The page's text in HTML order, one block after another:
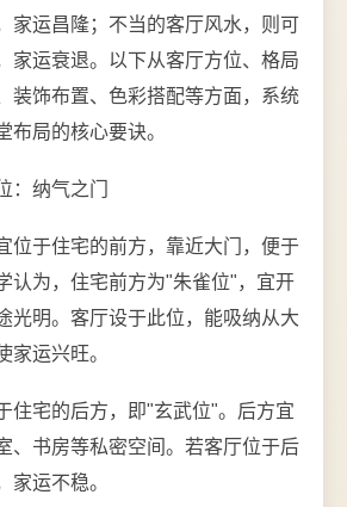
家运昌隆；不当的客厅风水，则可
家运衰退。以下从客厅方位、格局
装饰布置、色彩搭配等方面，系统
布局的核心要诀。
：纳气之门
位于住宅的前方，靠近大门，便于
认为，住宅前方为"朱雀位"，宜开
光明。客厅设于此位，能吸纳从大
家运兴旺。
住宅的后方，即"玄武位"。后方宜
、书房等私密空间。若客厅位于后
家运不稳。